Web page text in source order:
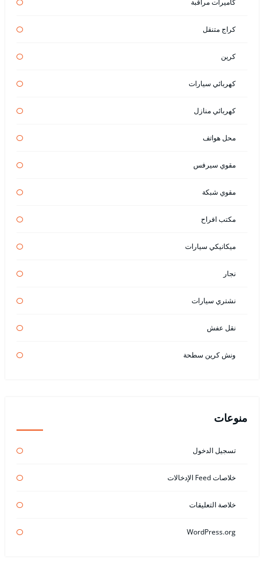
كراج متنقل
كرين
كهربائي سيارات
كهربائي منازل
محل هواتف
مقوي سيرفس
مقوي شبكة
مكتب افراح
ميكانيكي سيارات
نجار
نشتري سيارات
نقل عفش
ونش كرين سطحة
منوعات
تسجيل الدخول
خلاصات Feed الإدخالات
خلاصة التعليقات
WordPress.org